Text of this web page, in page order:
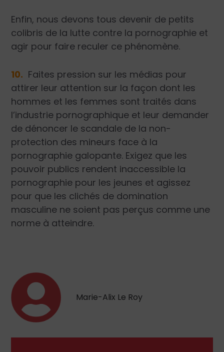
Enfin, nous devons tous devenir de petits
colibris de la lutte contre la pornographie et
agir pour faire reculer ce phénomène.
10. Faites pression sur les médias pour
attirer leur attention sur la façon dont les
hommes et les femmes sont traités dans
l’industrie pornographique et leur demander
de dénoncer le scandale de la non-
protection des mineurs face à la
pornographie galopante. Exigez que les
pouvoir publics rendent inaccessible la
pornographie pour les jeunes et agissez
pour que les clichés de domination
masculine ne soient pas perçus comme une
norme à atteindre.
Marie-Alix Le Roy